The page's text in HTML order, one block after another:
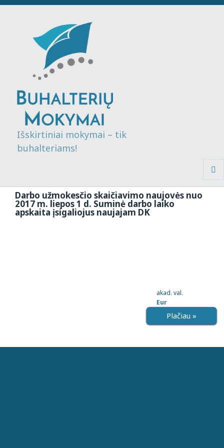
Išskirtiniai mokymai – tik
buhalteriams!
Darbo užmokesčio skaičiavimo naujovės nuo
2017 m. liepos 1 d. Suminė darbo laiko
apskaita įsigaliojus naujajam DK
akad. val.
Eur
Plačiau »